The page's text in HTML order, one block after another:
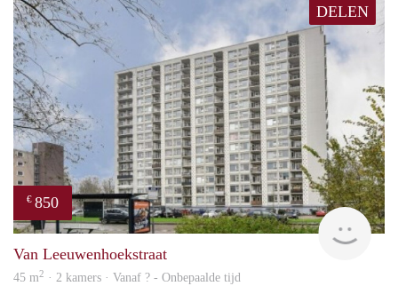
DELEN
€ 850
Van Leeuwenhoekstraat
45 m2 · 2 kamers · Vanaf ? - Onbepaalde tijd